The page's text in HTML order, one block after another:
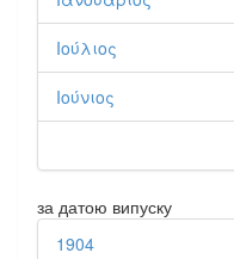
Ιούλιος
Ιούνιος
за датою випуску
1904